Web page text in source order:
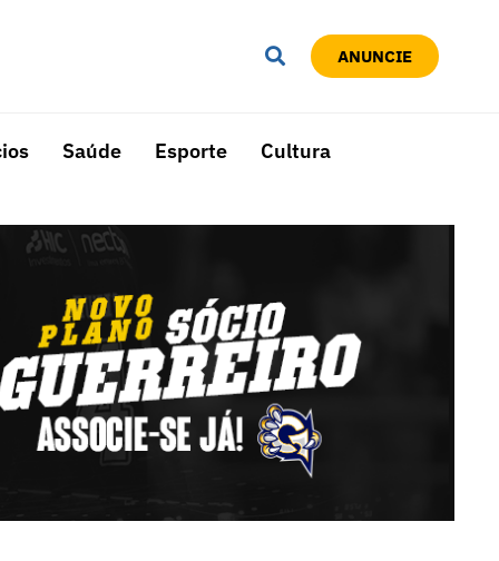
ANUNCIE
Saúde Esporte Cultura